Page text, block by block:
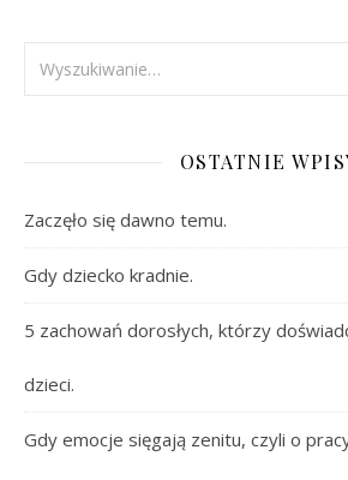
OSTATNIE
Zaczęło się dawno temu.
Gdy dziecko kradnie.
5 zachowań dorosłych, którzy
dzieci.
Gdy emocje sięgają zenitu, czyli o